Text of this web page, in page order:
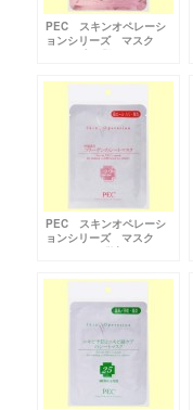
PEC スキンオペレーシ
ョンシリーズ マスク
31（お疲れ肌のエステ）
PEC スキンオペレーシ
ョンシリーズ マスク
22（ハリ・弾力）